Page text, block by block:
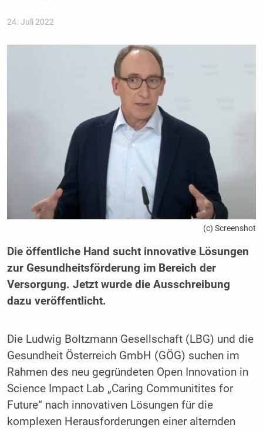
24. Juli 2022
(c) Screenshot
Die öffentliche Hand sucht innovative Lösungen
zur Gesundheitsförderung im Bereich der
Versorgung. Jetzt wurde die Ausschreibung
dazu veröffentlicht.
Die Ludwig Boltzmann Gesellschaft (LBG) und die
Gesundheit Österreich GmbH (GÖG) suchen im
Rahmen des neu gegründeten Open Innovation in
Science Impact Lab „Caring Communitites for
Future“ nach innovativen Lösungen für die
komplexen Herausforderungen einer alternden